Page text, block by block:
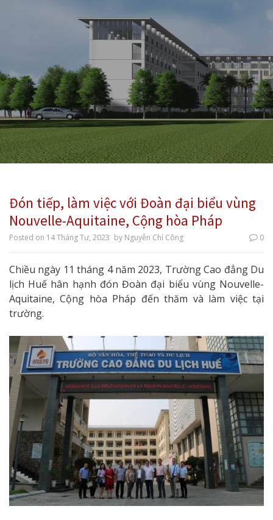
Đón tiếp, làm việc với Đoàn đại biểu vùng
Nouvelle-Aquitaine, Cộng hòa Pháp
Posted on 14 Tháng Tư, 2023 by Nguyễn Chí Công 0
Chiều ngày 11 tháng 4 năm 2023, Trường Cao đẳng Du
lịch Huế hân hạnh đón Đoàn đại biểu vùng Nouvelle-
Aquitaine, Cộng hòa Pháp đến thăm và làm việc tại
trường.